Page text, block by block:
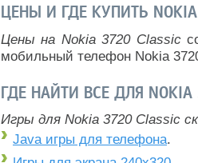
ЦЕНЫ И ГДЕ КУПИТЬ NOKIA
Цены на Nokia 3720 Classic
мобильный телефон Nokia
ГДЕ НАЙТИ ВСЕ ДЛЯ NOKIA
Игры для Nokia 3720 Classic
Java игры для телефона.